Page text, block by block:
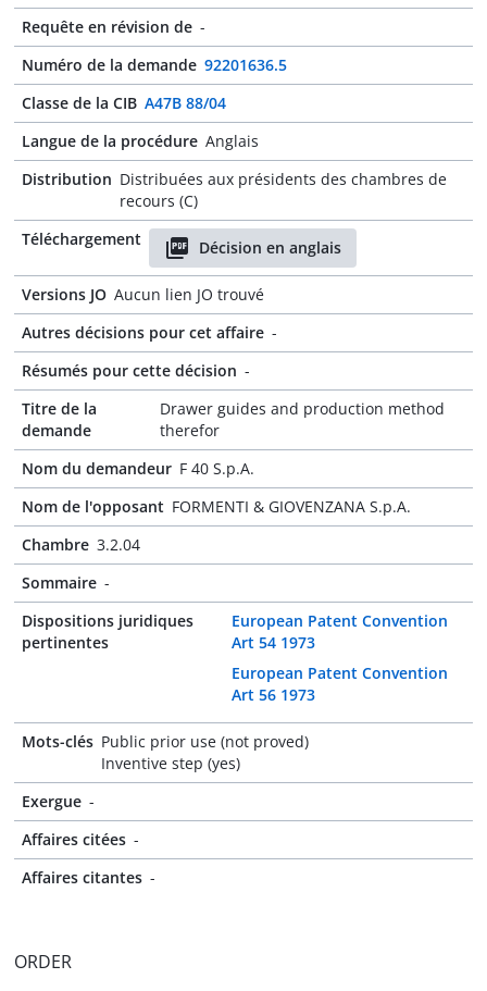
Requête en révision de -
Numéro de la demande 92201636.5
Classe de la CIB A47B 88/04
Langue de la procédure Anglais
Distribution Distribuées aux présidents des chambres de
recours (C)
Téléchargement
Décision en anglais
Versions JO Aucun lien JO trouvé
Autres décisions pour cet affaire -
Résumés pour cette décision -
Titre de la
demande
Drawer guides and production method
therefor
Nom du demandeur F 40 S.p.A.
Nom de l'opposant FORMENTI & GIOVENZANA S.p.A.
Chambre 3.2.04
Sommaire -
Dispositions juridiques
pertinentes
European Patent Convention
Art 54 1973
European Patent Convention
Art 56 1973
Mots-clés Public prior use (not proved)
Inventive step (yes)
Exergue -
Affaires citées -
Affaires citantes -
ORDER